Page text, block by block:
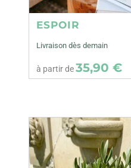
ESPOIR
Livraison dès demain
à partir de35,90 €